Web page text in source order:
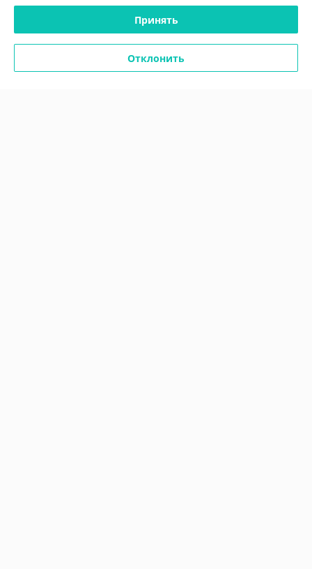
Принять
Отклонить